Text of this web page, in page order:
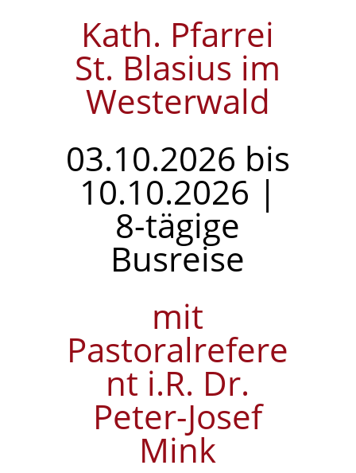
Kath. Pfarrei
St. Blasius im
Westerwald
03.10.2026 bis
10.10.2026 |
8-tägige
Busreise
mit
Pastoralrefere
nt i.R. Dr.
Peter-Josef
Mink